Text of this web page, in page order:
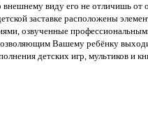
виду его не отличишь
заставке расположены
озвученные
Вашему ребёнку
детских игр, мультиков и